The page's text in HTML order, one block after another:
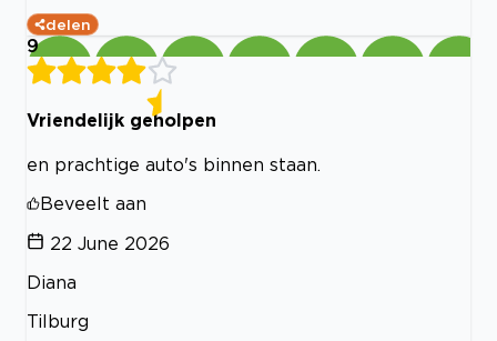
delen
9
Vriendelijk geholpen
en prachtige auto's binnen staan.
Beveelt aan
22 June 2026
Diana
Tilburg